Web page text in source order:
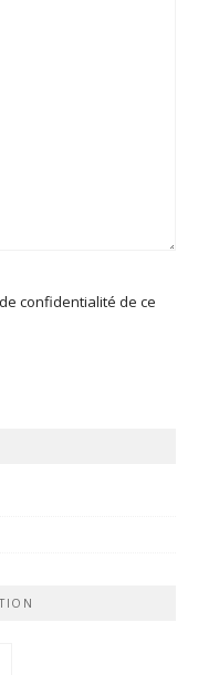
confidentialité de ce